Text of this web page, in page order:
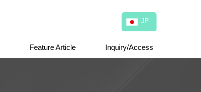
JP
Feature Article Inquiry/Access